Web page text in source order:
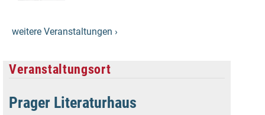
weitere Veranstaltungen ›
Veranstaltungsort
Prager Literaturhaus